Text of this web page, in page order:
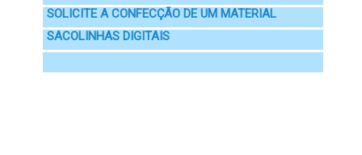
SOLICITE A CONFECÇÃO DE UM MATERIAL
SACOLINHAS DIGITAIS